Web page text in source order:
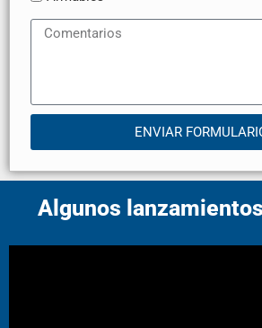
ENVIAR
Algunos